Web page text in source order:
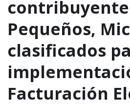
Pequeños,
clasificados
Facturación